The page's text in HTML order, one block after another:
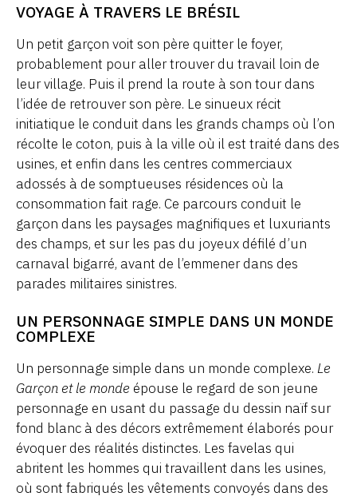
VOYAGE À TRAVERS LE BRÉSIL
Un petit garçon voit son père quitter le foyer,
probablement pour aller trouver du travail loin de
leur village. Puis il prend la route à son tour dans
l’idée de retrouver son père. Le sinueux récit
initiatique le conduit dans les grands champs où l’on
récolte le coton, puis à la ville où il est traité dans des
usines, et enfin dans les centres commerciaux
adossés à de somptueuses résidences où la
consommation fait rage. Ce parcours conduit le
garçon dans les paysages magnifiques et luxuriants
des champs, et sur les pas du joyeux défilé d’un
carnaval bigarré, avant de l’emmener dans des
parades militaires sinistres.
UN PERSONNAGE SIMPLE DANS UN MONDE
COMPLEXE
Un personnage simple dans un monde complexe. Le
Garçon et le monde épouse le regard de son jeune
personnage en usant du passage du dessin naïf sur
fond blanc à des décors extrêmement élaborés pour
évoquer des réalités distinctes. Les favelas qui
abritent les hommes qui travaillent dans les usines,
où sont fabriqués les vêtements convoyés dans des